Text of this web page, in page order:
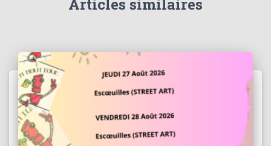
Articles similaires